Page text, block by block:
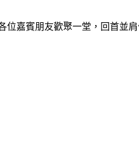
嘉賓朋友歡聚一堂，回首並